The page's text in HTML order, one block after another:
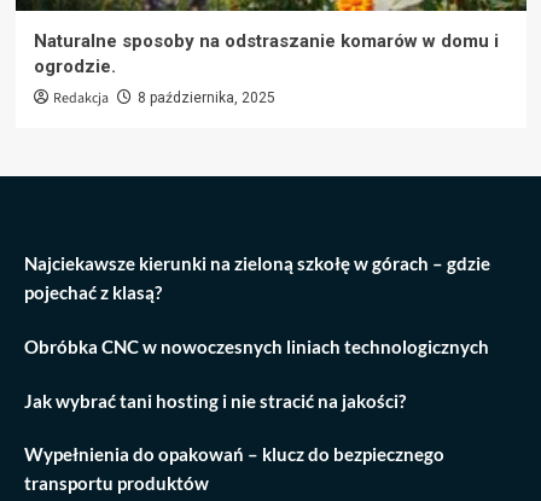
Naturalne sposoby na odstraszanie komarów w domu i
ogrodzie.
Redakcja 8 października, 2025
Najciekawsze kierunki na zieloną szkołę w górach – gdzie
pojechać z klasą?
Obróbka CNC w nowoczesnych liniach technologicznych
Jak wybrać tani hosting i nie stracić na jakości?
Wypełnienia do opakowań – klucz do bezpiecznego
transportu produktów